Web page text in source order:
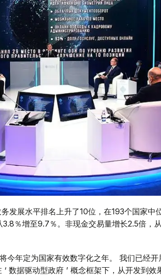
发展水平排名上升了10位，在193个国家中
％增至9.7％。非现金交易量增长2.5倍，
今年定为国家有效数字化之年。 我们已经
‘ 数据驱动型政府 ’ 概念框架下，从开发到